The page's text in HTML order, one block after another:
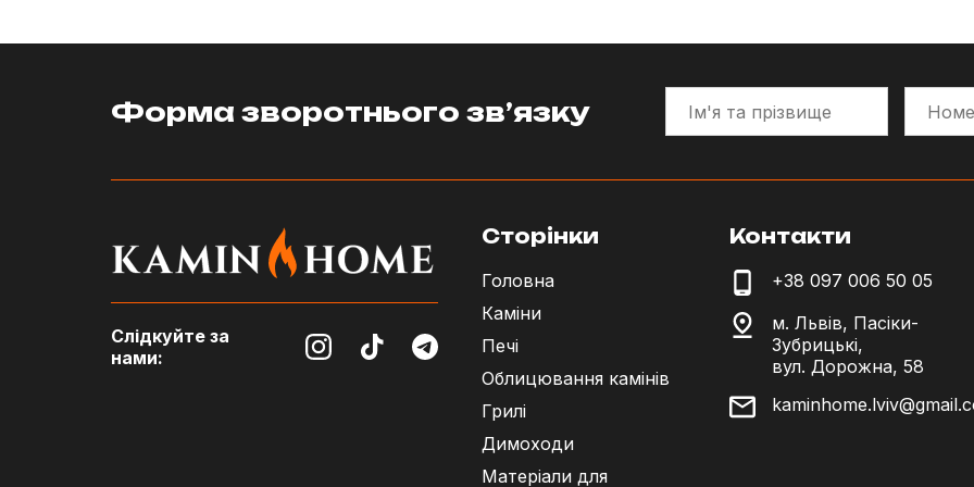
Форма зворотнього зв’язку
Слідкуйте за
нами:
Сторінки
Головна
Каміни
Печі
Облицювання камінів
Грилі
Димоходи
Матеріали для
Контакти
+38 097 006 50 05
м. Львів, Пасіки-
Зубрицькі,
вул. Дорожна, 58